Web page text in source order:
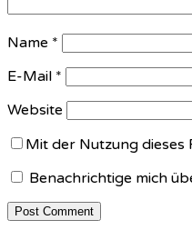
Name *
E-Mail *
Website
Mit der Nutzung dieses
Benachrichtige mich